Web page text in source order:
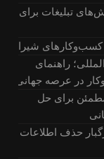
تبلیغات برای
کسب‌وکارهای شیراز
راهنمای
در عرصه جهانی
مطمئن برای حل
حذف اطلاعات